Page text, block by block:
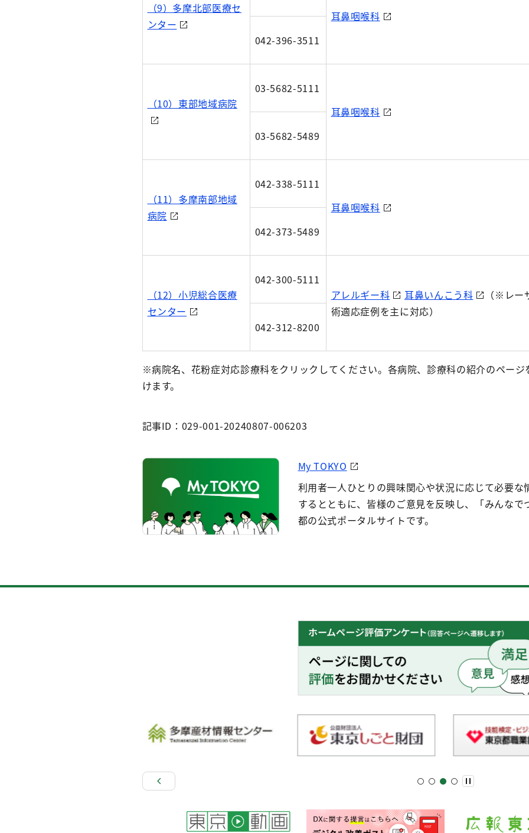
（9）多摩北部医療セ
ンター
耳鼻咽喉科
042-396-3511
（10）東部地域病院
03-5682-5111
耳鼻咽喉科
03-5682-5489
（11）多摩南部地域
病院
042-338-5111
耳鼻咽喉科
042-373-5489
（12）小児総合医療
センター
042-300-5111
アレルギー科
耳鼻いんこう科
（※レー
術適応症例を主に対応）
042-312-8200
※病院名、花粉症対応診療科をクリックしてください。各病院、診療科の紹介のページ
けます。
記事ID：029-001-20240807-006203
My TOKYO
利用者一人ひとりの興味関心や状況に応じて必要な
するとともに、皆様のご意見を反映し、「みんなで
都の公式ポータルサイトです。